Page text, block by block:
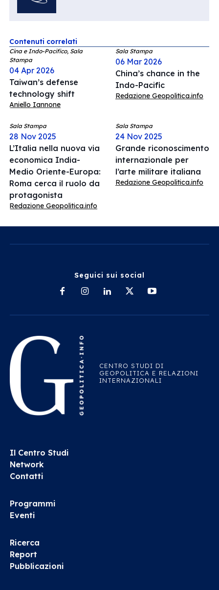
Contenuti correlati
Cina e Indo-Pacifico, Sala
Stampa
04 Apr 2026
Taiwan’s defense
technology shift
Aniello Iannone
Sala Stampa
06 Mar 2026
China’s chance in the
Indo-Pacific
Redazione Geopolitica.info
Sala Stampa
28 Nov 2025
L’Italia nella nuova via
economica India-
Medio Oriente-Europa:
Roma cerca il ruolo da
protagonista
Redazione Geopolitica.info
Sala Stampa
24 Nov 2025
Grande riconoscimento
internazionale per
l’arte militare italiana
Redazione Geopolitica.info
Seguici sui social
CENTRO STUDI DI
GEOPOLITICA E RELAZIONI
INTERNAZIONALI
Il Centro Studi
Network
Contatti
Programmi
Eventi
Ricerca
Report
Pubblicazioni